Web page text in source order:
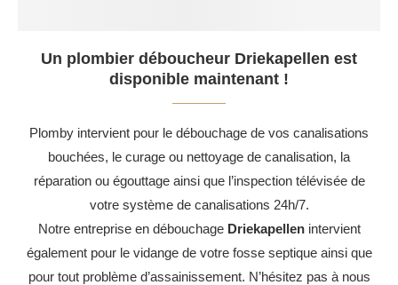
Un plombier déboucheur Driekapellen est
disponible maintenant !
Plomby intervient pour le débouchage de vos canalisations
bouchées, le curage ou nettoyage de canalisation, la
réparation ou égouttage ainsi que l’inspection télévisée de
votre système de canalisations 24h/7.
Notre entreprise en débouchage Driekapellenintervient
également pour le vidange de votre fosse septique ainsi que
pour tout problème d’assainissement. N’hésitez pas à nous